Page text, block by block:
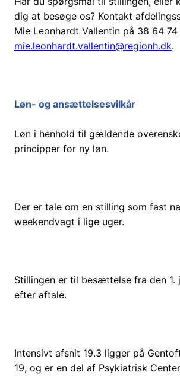
dig at besøge os? Kontakt
Mie Leonhardt Vallentin på 38 64
mie.leonhardt.vallentin@regionh.dk.
Løn- og ansættelsesvilkår
Løn i henhold til gældende
principper for ny løn.
Der er tale om en stilling som fast
weekendvagt i lige uger.
Stillingen er til besættelse fra den 1.
efter aftale.
Intensivt afsnit 19.3 ligger på
19, og er en del af Psykiatrisk